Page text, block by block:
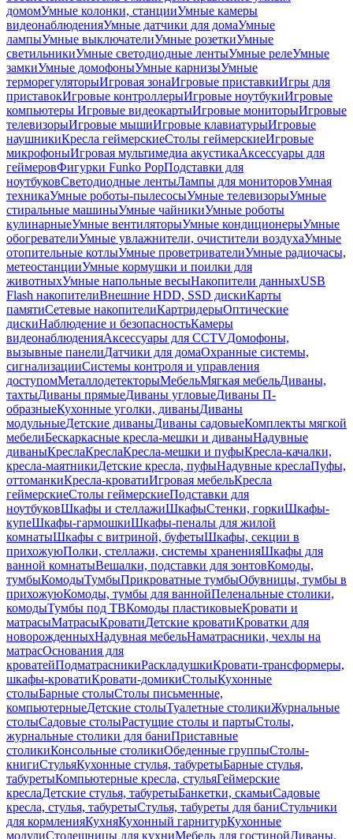
домомУмные колонки, станцииУмные камеры
видеонаблюденияУмные датчики для домаУмные
лампыУмные выключателиУмные розеткиУмные
светильникиУмные светодиодные лентыУмные релеУмные
замкиУмные домофоныУмные карнизыУмные
терморегуляторыИгровая зонаИгровые приставкиИгры для
приставокИгровые контроллерыИгровые ноутбукиИгровые
компьютеры Игровые видеокартыИгровые мониторыИгровые
телевизорыИгровые мышиИгровые клавиатурыИгровые
наушникиКресла геймерскиеСтолы геймерскиеИгровые
микрофоныИгровая мультимедиа акустикаАксессуары для
геймеровФигурки Funko PopПодставки для
ноутбуковСветодиодные лентыЛампы для мониторовУмная
техникаУмные роботы-пылесосыУмные телевизорыУмные
стиральные машиныУмные чайникиУмные роботы
кулинарныеУмные вентиляторыУмные кондиционерыУмные
обогревателиУмные увлажнители, очистители воздухаУмные
отопительные котлыУмные проветривателиУмные радиочасы,
метеостанцииУмные кормушки и поилки для
животныхУмные напольные весыНакопители данныхUSB
Flash накопителиВнешние HDD, SSD дискиКарты
памятиСетевые накопителиКартридерыОптические
дискиНаблюдение и безопасностьКамеры
видеонаблюденияАксессуары для CCTVДомофоны,
вызывные панелиДатчики для домаОхранные системы,
сигнализацииСистемы контроля и управления
доступомМеталлодетекторыМебельМягкая мебельДиваны,
тахтыДиваны прямыеДиваны угловыеДиваны П-
образныеКухонные уголки, диваныДиваны
модульныеДетские диваныДиваны садовыеКомплекты мягкой
мебелиБескаркасные кресла-мешки и диваныНадувные
диваныКреслаКреслаКресла-мешки и пуфыКресла-качалки,
кресла-маятникиДетские кресла, пуфыНадувные креслаПуфы,
оттоманкиКресла-кроватиИгровая мебельКресла
геймерскиеСтолы геймерскиеПодставки для
ноутбуковШкафы и стеллажиШкафыСтенки, горкиШкафы-
купеШкафы-гармошкиШкафы-пеналы для жилой
комнатыШкафы с витриной, буфетыШкафы, секции в
прихожуюПолки, стеллажи, системы храненияШкафы для
ванной комнатыВешалки, подставки для зонтовКомоды,
тумбыКомодыТумбыПрикроватные тумбыОбувницы, тумбы в
прихожуюКомоды, тумбы для ваннойПеленальные столики,
комодыТумбы под ТВКомоды пластиковыеКровати и
матрасыМатрасыКроватиДетские кроватиКроватки для
новорожденныхНадувная мебельНаматрасники, чехлы на
матрасОснования для
кроватейПодматрасникиРаскладушкиКровати-трансформеры,
шкафы-кроватиКровати-домикиСтолыКухонные
столыБарные столыСтолы письменные,
компьютерныеДетские столыТуалетные столикиЖурнальные
столыСадовые столыРастущие столы и партыСтолы,
журнальные столики для баниПриставные
столикиКонсольные столикиОбеденные группыСтолы-
книгиСтульяКухонные стулья, табуретыБарные стулья,
табуретыКомпьютерные кресла, стульяГеймерские
креслаДетские стулья, табуретыБанкетки, скамьиСадовые
кресла, стулья, табуретыСтулья, табуреты для баниСтульчики
для кормленияКухняКухонный гарнитурКухонные
модулиСтолешницы для кухниМебель для гостинойДиваны,